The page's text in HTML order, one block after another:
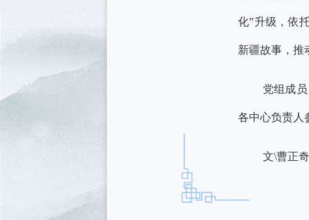
化”升级，依
新疆故事，推
党组成
各中心负责人
文\曹正奇